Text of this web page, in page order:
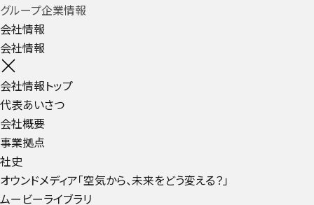
グループ企業情報
会社情報
会社情報
会社情報トップ
代表あいさつ
会社概要
事業拠点
社史
オウンドメディア「空気から、未来をどう変える？」
ムービーライブラリ